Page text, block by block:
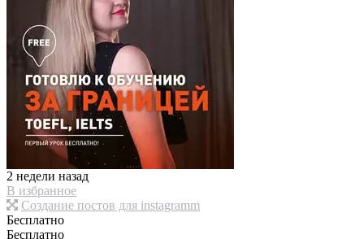
2 недели назад
В избранное
Создание постов для instagramm
Бесплатно
Бесплатно